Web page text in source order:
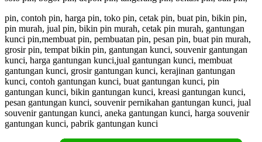
pin, contoh pin, harga pin, toko pin, cetak pin, buat pin, bikin pin,
pin murah, jual pin, bikin pin murah, cetak pin murah, gantungan
kunci pin,membuat pin, pembuatan pin, pesan pin, buat pin murah,
grosir pin, tempat bikin pin, gantungan kunci, souvenir gantungan
kunci, harga gantungan kunci,jual gantungan kunci, membuat
gantungan kunci, grosir gantungan kunci, kerajinan gantungan
kunci, contoh gantungan kunci, buat gantungan kunci, pin
gantungan kunci, bikin gantungan kunci, kreasi gantungan kunci,
pesan gantungan kunci, souvenir pernikahan gantungan kunci, jual
souvenir gantungan kunci, aneka gantungan kunci, harga souvenir
gantungan kunci, pabrik gantungan kunci